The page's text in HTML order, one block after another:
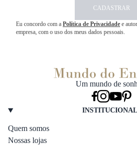
CADASTRAR
Eu concordo com a Política de Privacidade e
empresa, com o uso dos meus dados pessoais.
Um mundo de
INSTITUCIONAL
Quem somos
Nossas lojas